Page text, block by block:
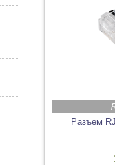
Разъем